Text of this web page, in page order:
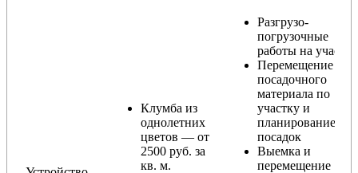
Клумба из
однолетних
цветов — от
2500 руб. за
кв. м.
Разгрузо-
погрузочные
работы на участке
Перемещение
посадочного
материала по
участку и
планирование
посадок
Выемка и
перемещение